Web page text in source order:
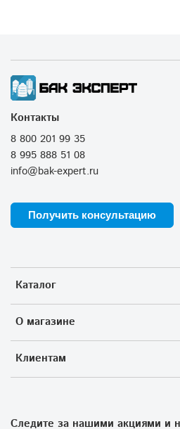
Каталог
О магазине
Клиентам
Контакты
8 800 201 99 35
8 995 888 51 08
info@bak-expert.ru
Получить консультацию
Следите за нашими акциями и